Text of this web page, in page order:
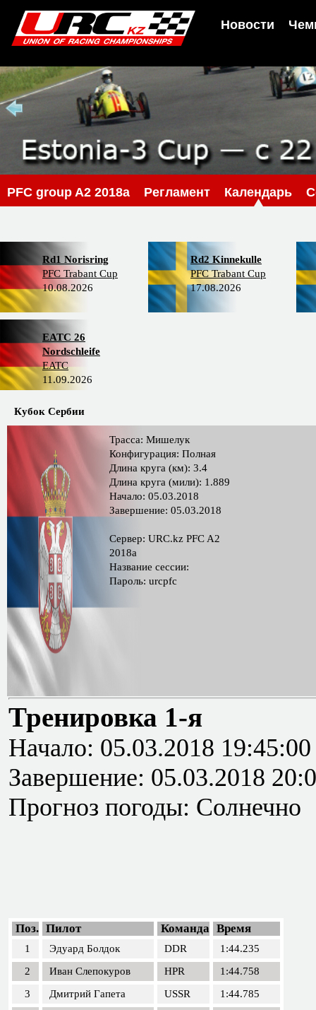
Новости
PFС group A2 2018a Регламент Календарь
Rd1 Norisring
PFC Trabant Cup
10.08.2026
Rd2 Kinnekulle
PFC Trabant Cup
17.08.2026
EATC 26
Nordschleife
EATC
11.09.2026
Кубок Сербии
Трасса: Мишелук
Конфигурация: Полная
Длина круга (км): 3.4
Длина круга (мили): 1.889
Начало: 05.03.2018
Завершение: 05.03.2018
Сервер: URC.kz PFC A2
2018a
Название сессии:
Пароль: urcpfc
Тренировка 1-я
Начало: 05.03.2018 19:45:00
Завершение: 05.03.2018
Прогноз погоды: Солнечно
Поз. Пилот Команда Время
1 Эдуард Болдок DDR
1:44.235
2
Иван Слепокуров HPR
1:44.758
3
Дмитрий Гапета USSR
1:44.785